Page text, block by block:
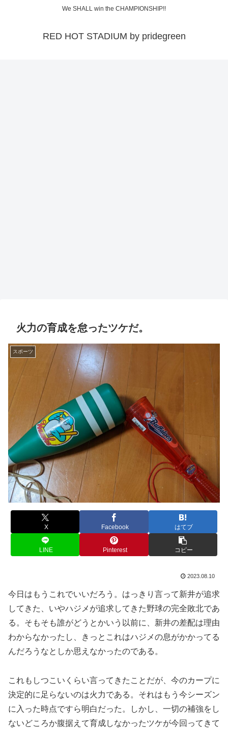
We SHALL win the CHAMPIONSHIP!!
RED HOT STADIUM by pridegreen
火力の育成を怠ったツケだ。
スポーツ
X Facebook はてブ
LINE Pinterest コピー
2023.08.10
今日はもうこれでいいだろう。はっきり言って新井が追求
してきた、いやハジメが追求してきた野球の完全敗北であ
る。そもそも誰がどうとかいう以前に、新井の差配は理由
わからなかったし、きっとこれはハジメの息がかかってる
んだろうなとしか思えなかったのである。
これもしつこいくらい言ってきたことだが、今のカープに
決定的に足らないのは火力である。それはもう今シーズン
に入った時点ですら明白だった。しかし、一切の補強をし
ないどころか腹据えて育成しなかったツケが今回ってきて